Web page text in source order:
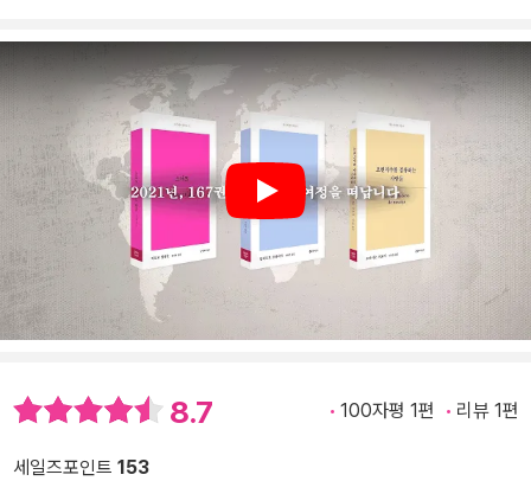
Play
8.7 100자평 1편 리뷰 1편
세일즈포인트 153